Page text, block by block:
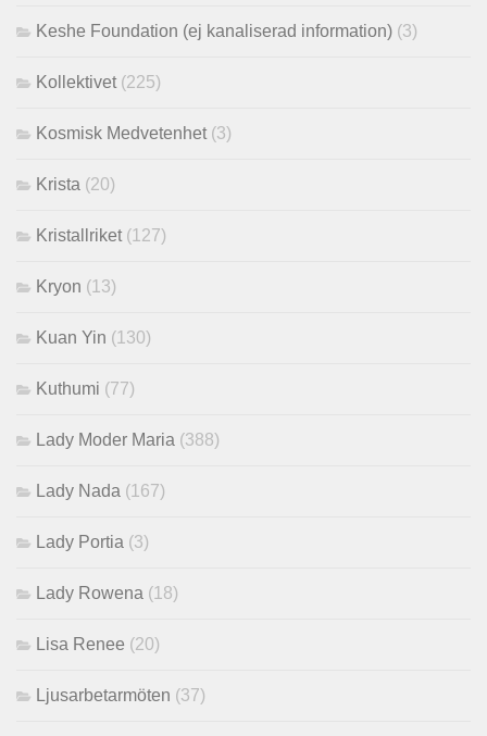
Keshe Foundation (ej kanaliserad information) (3)
Kollektivet(225)
Kosmisk Medvetenhet(3)
Krista (20)
Kristallriket(127)
Kryon (13)
Kuan Yin (130)
Kuthumi (77)
Lady Moder Maria (388)
Lady Nada (167)
Lady Portia (3)
Lady Rowena (18)
Lisa Renee (20)
Ljusarbetarmöten (37)